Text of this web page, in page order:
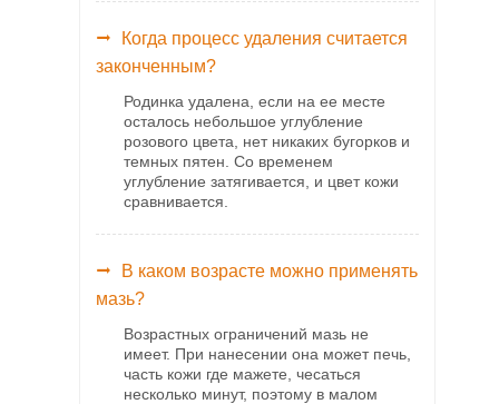
Когда процесс удаления считается
законченным?
Родинка удалена, если на ее месте
осталось небольшое углубление
розового цвета, нет никаких бугорков и
темных пятен. Со временем
углубление затягивается, и цвет кожи
сравнивается.
В каком возрасте можно применять
мазь?
Возрастных ограничений мазь не
имеет. При нанесении она может печь,
часть кожи где мажете, чесаться
несколько минут, поэтому в малом